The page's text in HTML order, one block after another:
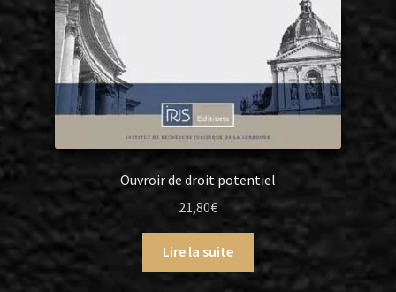
Ouvroir de droit potentiel
21,80€
Lire la suite